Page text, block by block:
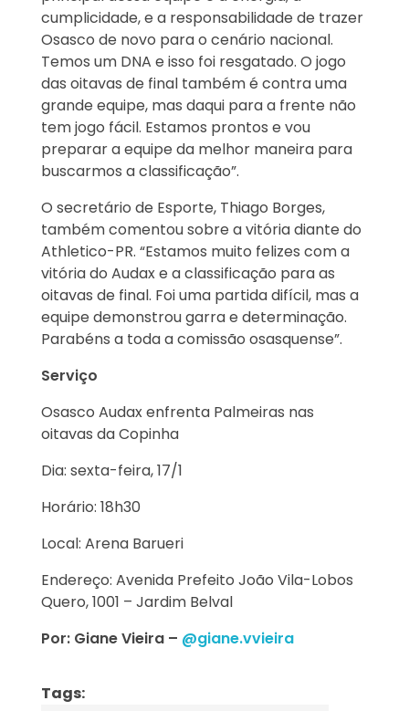
cumplicidade, e a responsabilidade de trazer
Osasco de novo para o cenário nacional.
Temos um DNA e isso foi resgatado. O jogo
das oitavas de final também é contra uma
grande equipe, mas daqui para a frente não
tem jogo fácil. Estamos prontos e vou
preparar a equipe da melhor maneira para
buscarmos a classificação”.
O secretário de Esporte, Thiago Borges,
também comentou sobre a vitória diante do
Athletico-PR. “Estamos muito felizes com a
vitória do Audax e a classificação para as
oitavas de final. Foi uma partida difícil, mas a
equipe demonstrou garra e determinação.
Parabéns a toda a comissão osasquense”.
Serviço
Osasco Audax enfrenta Palmeiras nas
oitavas da Copinha
Dia: sexta-feira, 17/1
Horário: 18h30
Local: Arena Barueri
Endereço: Avenida Prefeito João Vila-Lobos
Quero, 1001 – Jardim Belval
Por: Giane Vieira – @giane.vvieira
Tags: